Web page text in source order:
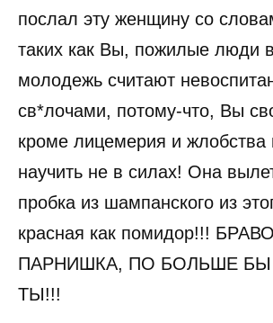
послал эту женщину со
таких как Вы, пожилые люди
молодежь считают
св*лочами, потому-что, Вы
кроме лицемерия и жлобства
научить не в силах! Она
пробка из шампанского из
красная как помидор!!! БРАВО
ПАРНИШКА, ПО БОЛЬШЕ БЫ
ТЫ!!!